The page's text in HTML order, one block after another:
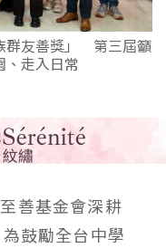
群友善獎」 第三屆籲
、走入日常
善基金會深耕
鼓勵全台中學